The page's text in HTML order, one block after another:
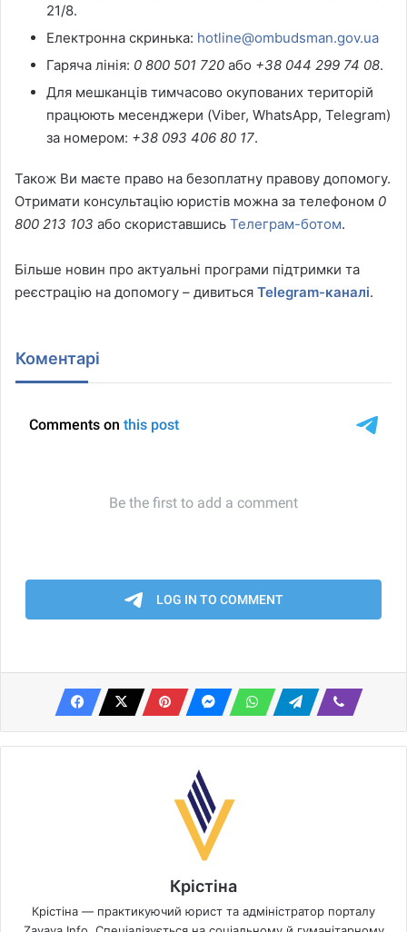
21/8.
Електронна скринька: hotline@ombudsman.gov.ua
Гаряча лінія: 0 800 501 720 або +38 044 299 74 08.
Для мешканців тимчасово окупованих територій
працюють месенджери (Viber, WhatsApp, Telegram)
за номером: +38 093 406 80 17.
Також Ви маєте право на безоплатну правову допомогу.
Отримати консультацію юристів можна за телефоном 0
800 213 103 або скориставшись Телеграм-ботом.
Більше новин про актуальні програми підтримки та
реєстрацію на допомогу – дивиться Telegram-каналі.
Коментарі
Крістіна
Крістіна — практикуючий юрист та адміністратор порталу